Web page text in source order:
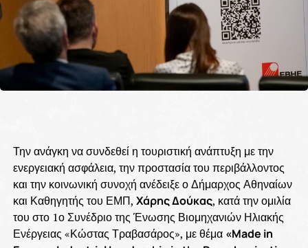
Την ανάγκη να συνδεθεί η τουριστική ανάπτυξη με την
ενεργειακή ασφάλεια, την προστασία του περιβάλλοντος
και την κοινωνική συνοχή ανέδειξε ο Δήμαρχος Αθηναίων
και Καθηγητής του ΕΜΠ, Χάρης Δούκας, κατά την ομιλία
του στο 1ο Συνέδριο της Ένωσης Βιομηχανιών Ηλιακής
Ενέργειας «Κώστας Τραβασάρος», με θέμα «Made in